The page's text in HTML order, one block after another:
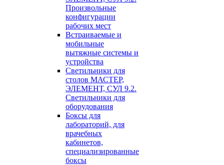
Произвольные
конфигурации
рабочих мест
Встраиваемые и
мобильные
вытяжные системы и
устройства
Светильники для
столов МАСТЕР,
ЭЛЕМЕНТ, СУЛ 9.2.
Светильники для
оборудования
Боксы для
лабораторий, для
врачебных
кабинетов,
специализированные
боксы